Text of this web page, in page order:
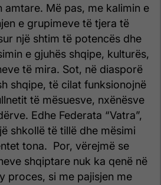
amtare. Më pas, me kalimin e
e grupimeve të tjera të
një shtim të potencës dhe
e gjuhës shqipe, kulturës,
të mira. Sot, në diasporë
shqipe, të cilat funksionojnë
të mësuesve, nxënësve
Edhe Federata “Vatra”,
shkollë të tillë dhe mësimi
tona. Por, vërejmë se
shqiptare nuk ka qenë në
proces, si me pajisjen me